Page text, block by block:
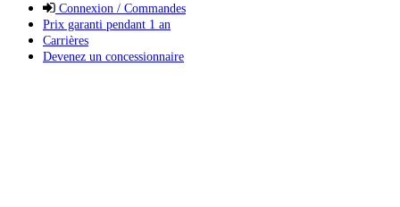
Connexion / Commandes
Prix garanti pendant 1 an
Carrières
Devenez un concessionnaire